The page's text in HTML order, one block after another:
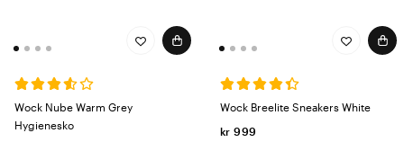
Wock Nube Warm Grey
Hygienesko
Wock Breelite Sneakers White
kr 999